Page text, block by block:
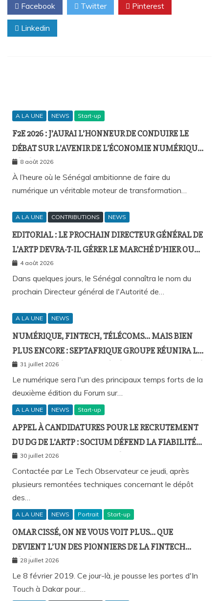
Facebook Twitter Pinterest
Linkedin
A LA UNE NEWS Start-up
F2E 2026 : J’AURAI L’HONNEUR DE CONDUIRE LE
DÉBAT SUR L’AVENIR DE L’ÉCONOMIE NUMÉRIQUE
SÉNÉGALAISE
8 août 2026
À l’heure où le Sénégal ambitionne de faire du
numérique un véritable moteur de transformation…
A LA UNE CONTRIBUTIONS NEWS
EDITORIAL : LE PROCHAIN DIRECTEUR GÉNÉRAL DE
L’ARTP DEVRA-T-IL GÉRER LE MARCHÉ D’HIER OU
CELUI DE DEMAIN ?
4 août 2026
Dans quelques jours, le Sénégal connaîtra le nom du
prochain Directeur général de l'Autorité de…
A LA UNE NEWS
NUMÉRIQUE, FINTECH, TÉLÉCOMS… MAIS BIEN
PLUS ENCORE : SEPTAFRIQUE GROUPE RÉUNIRA LE
GOTHA DE L’ÉCONOMIE SÉNÉGALAISE LE 10 AOÛT À
DAKAR
31 juillet 2026
Le numérique sera l'un des principaux temps forts de la
deuxième édition du Forum sur…
A LA UNE NEWS Start-up
APPEL À CANDIDATURES POUR LE RECRUTEMENT
DU DG DE L’ARTP : SOCIUM DÉFEND LA FIABILITÉ
DE SA PLATEFORME MALGRÉ PLUSIEURS
REMONTÉES TECHNIQUES
30 juillet 2026
Contactée par Le Tech Observateur ce jeudi, après
plusieurs remontées techniques concernant le dépôt
des…
A LA UNE NEWS Portrait Start-up
OMAR CISSÉ, ON NE VOUS VOIT PLUS… QUE
DEVIENT L’UN DES PIONNIERS DE LA FINTECH
SÉNÉGALAISE ?
28 juillet 2026
Le 8 février 2019. Ce jour-là, je pousse les portes d'In
Touch à Dakar pour…